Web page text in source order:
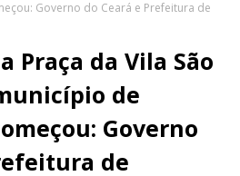
Governo do Ceará e Prefeitura de
Praça da Vila São
de
Governo
de